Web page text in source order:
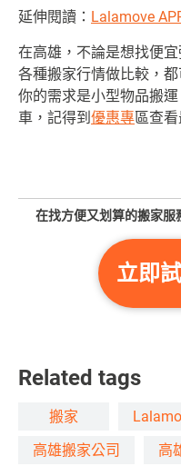
延伸閱讀： Lalamove
在高雄，不論是想找便
各種搬家行情做比較，
你的需求是小型物品搬
車，記得到 優惠專區查
在找方便又划算的搬家服
立即
Related tags
搬家
高雄搬家公司
高